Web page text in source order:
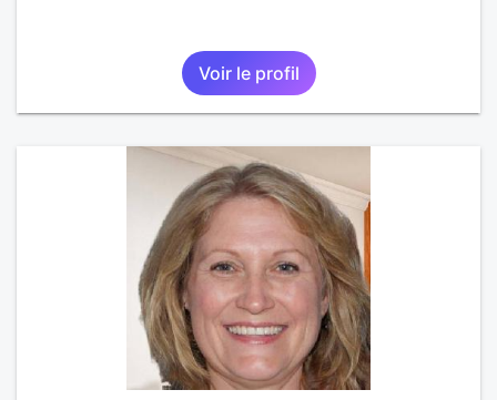
Voir le profil